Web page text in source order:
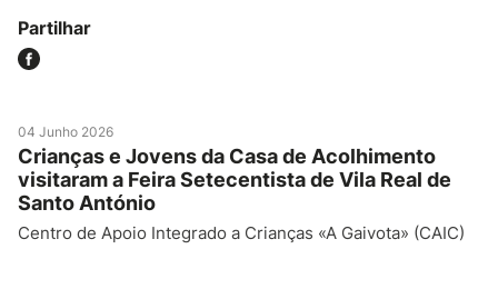
Partilhar
04 Junho 2026
Crianças e Jovens da Casa de Acolhimento
visitaram a Feira Setecentista de Vila Real de
Santo António
Centro de Apoio Integrado a Crianças «A Gaivota» (CAIC)